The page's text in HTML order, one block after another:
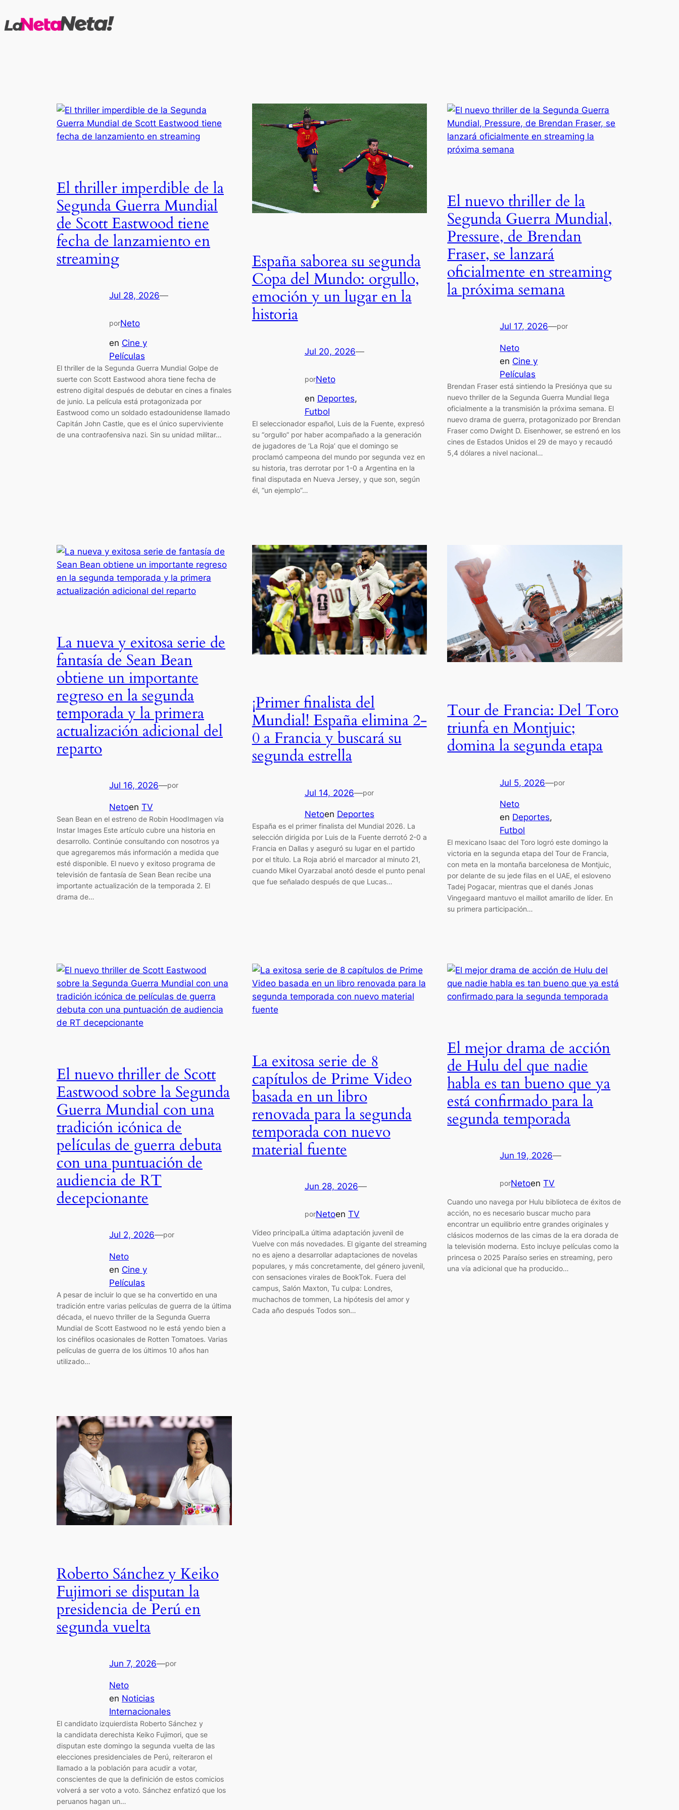
al
El thriller imperdible de la
Segunda Guerra Mundial
de Scott Eastwood tiene
fecha de lanzamiento en
streaming
Jul 28, 2026—
porNeto
en Cine y
Películas
El thriller de la Segunda Guerra Mundial Golpe de
suerte con Scott Eastwood ahora tiene fecha de
estreno digital después de debutar en cines a finales
de junio. La película está protagonizada por
Eastwood como un soldado estadounidense llamado
Capitán John Castle, que es el único superviviente
de una contraofensiva nazi. Sin su unidad militar…
España saborea su segunda
Copa del Mundo: orgullo,
emoción y un lugar en la
historia
Jul 20, 2026—
porNeto
en Deportes
Futbol
El seleccionador español, Luis de la Fuente, expresó
su “orgullo” por haber acompañado a la generación
de jugadores de ‘La Roja’ que el domingo se
proclamó campeona del mundo por segunda vez en
su historia, tras derrotar por 1-0 a Argentina en la
final disputada en Nueva Jersey, y que son, según
él, “un ejemplo”…
El nuevo thriller de la
Segunda Guerra Mundial,
Pressure, de Brendan
Fraser, se lanzará
oficialmente en streaming
la próxima semana
Jul 17, 2026—por
Neto
en Cine y
Películas
Brendan Fraser está sintiendo la Presiónya que su
nuevo thriller de la Segunda Guerra Mundial llega
oficialmente a la transmisión la próxima semana. El
nuevo drama de guerra, protagonizado por Brendan
Fraser como Dwight D. Eisenhower, se estrenó en los
cines de Estados Unidos el 29 de mayo y recaudó
5,4 dólares a nivel nacional…
La nueva y exitosa serie de
fantasía de Sean Bean
obtiene un importante
regreso en la segunda
temporada y la primera
actualización adicional del
reparto
Jul 16, 2026—por
Netoen TV
Sean Bean en el estreno de Robin HoodImagen vía
Instar Images Este artículo cubre una historia en
desarrollo. Continúe consultando con nosotros ya
que agregaremos más información a medida que
esté disponible. El nuevo y exitoso programa de
televisión de fantasía de Sean Bean recibe una
importante actualización de la temporada 2. El
drama de…
¡Primer finalista del
Mundial! España elimina 2-
0 a Francia y buscará su
segunda estrella
Jul 14, 2026—por
Netoen Deportes
España es el primer finalista del Mundial 2026. La
selección dirigida por Luis de la Fuente derrotó 2-0 a
Francia en Dallas y aseguró su lugar en el partido
por el título. La Roja abrió el marcador al minuto 21,
cuando Mikel Oyarzabal anotó desde el punto penal
que fue señalado después de que Lucas…
Tour de Francia: Del Toro
triunfa en Montjuic;
domina la segunda etapa
Jul 5, 2026—por
Neto
en Deportes
Futbol
El mexicano Isaac del Toro logró este domingo la
victoria en la segunda etapa del Tour de Francia,
con meta en la montaña barcelonesa de Montjuic,
por delante de su jede filas en el UAE, el esloveno
Tadej Pogacar, mientras que el danés Jonas
Vingegaard mantuvo el maillot amarillo de líder. En
su primera participación…
El nuevo thriller de Scott
Eastwood sobre la Segunda
Guerra Mundial con una
tradición icónica de
películas de guerra debuta
con una puntuación de
audiencia de RT
decepcionante
Jul 2, 2026—por
Neto
en Cine y
Películas
A pesar de incluir lo que se ha convertido en una
tradición entre varias películas de guerra de la última
década, el nuevo thriller de la Segunda Guerra
Mundial de Scott Eastwood no le está yendo bien a
los cinéfilos ocasionales de Rotten Tomatoes. Varias
películas de guerra de los últimos 10 años han
utilizado…
La exitosa serie de 8
capítulos de Prime Video
basada en un libro
renovada para la segunda
temporada con nuevo
material fuente
Jun 28, 2026—
porNetoen TV
Vídeo principalLa última adaptación juvenil de
Vuelve con más novedades. El gigante del streaming
no es ajeno a desarrollar adaptaciones de novelas
populares, y más concretamente, del género juvenil,
con sensaciones virales de BookTok. Fuera del
campus, Salón Maxton, Tu culpa: Londres,
muchachos de tommen, La hipótesis del amor y
Cada año después Todos son…
El mejor drama de acción
de Hulu del que nadie
habla es tan bueno que ya
está confirmado para la
segunda temporada
Jun 19, 2026—
porNetoenTV
Cuando uno navega por Hulu biblioteca de éxitos de
acción, no es necesario buscar mucho para
encontrar un equilibrio entre grandes originales y
clásicos modernos de las cimas de la era dorada de
la televisión moderna. Esto incluye películas como la
princesa o 2025 Paraíso series en streaming, pero
una vía adicional que ha producido…
Roberto Sánchez y Keiko
Fujimori se disputan la
presidencia de Perú en
segunda vuelta
Jun 7, 2026—por
Neto
en Noticias
Internacionales
El candidato izquierdista Roberto Sánchez y
la candidata derechista Keiko Fujimori, que se
disputan este domingo la segunda vuelta de las
elecciones presidenciales de Perú, reiteraron el
llamado a la población para acudir a votar,
conscientes de que la definición de estos comicios
volverá a ser voto a voto. Sánchez enfatizó que los
peruanos hagan un…